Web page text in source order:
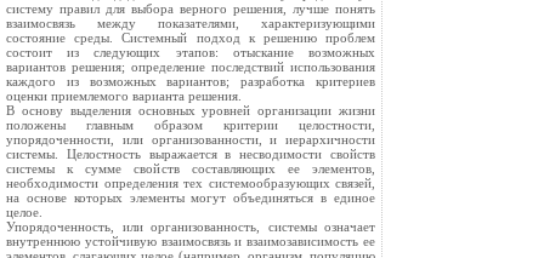
систему правил для выбора верного решения, лучше понять
взаимосвязь между показателями, характеризующими
состояние среды. Системный подход к решению проблем
состоит из следующих этапов: отыскание возможных
вариантов решения; определение последствий использования
каждого из возможных вариантов; разработка критериев
оценки приемлемого варианта решения.
В основу выделения основных уровней организации жизни
положены главным образом критерии целостности,
упорядоченности, или организованности, и иерархичности
системы. Целостность выражается в несводимости свойств
системы к сумме свойств составляющих ее элементов,
необходимости определения тех системообразующих связей,
на основе которых элементы могут объединяться в единое
целое.
Упорядоченность, или организованность, системы означает
внутреннюю устойчивую взаимосвязь и взаимозависимость ее